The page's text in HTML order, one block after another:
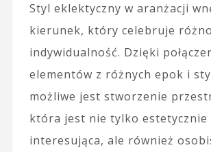
Styl eklektyczny w aranżacji
kierunek, który celebruje
indywidualność. Dzięki
elementów z różnych epok i
możliwe jest stworzenie
która jest nie tylko estetycznie
interesująca, ale również